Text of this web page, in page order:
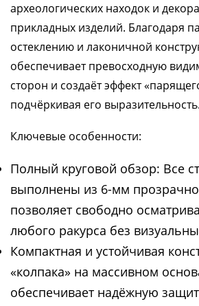
археологических находок и
прикладных изделий. Благодаря
остеклению и лаконичной
обеспечивает превосходную
сторон и создаёт эффект
подчёркивая его выразительность.
Ключевые особенности:
Полный круговой обзор: Все
выполнены из 6-мм
позволяет свободно
любого ракурса без
Компактная и устойчивая
«колпака» на массивном
обеспечивает надёжную